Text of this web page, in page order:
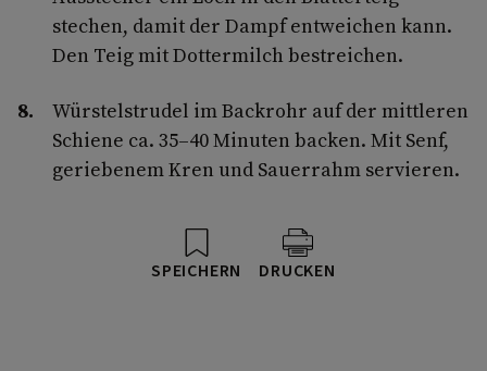
stechen, damit der Dampf entweichen kann.
Den Teig mit Dottermilch bestreichen.
Würstelstrudel im Backrohr auf der mittleren
Schiene ca. 35–40 Minuten backen. Mit Senf,
geriebenem Kren und Sauerrahm servieren.
SPEICHERN DRUCKEN